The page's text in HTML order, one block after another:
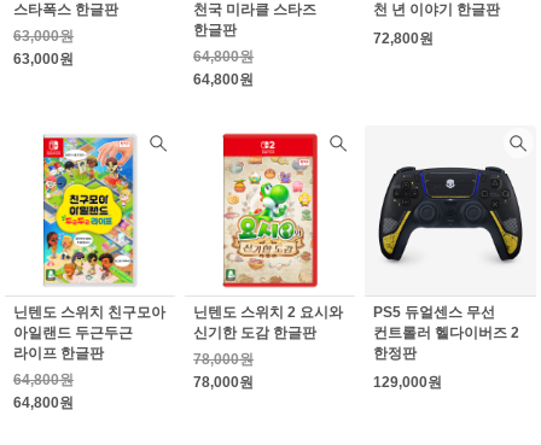
스타폭스 한글판
63,000원
63,000원
천국 미라클 스타즈
한글판
64,800원
64,800원
천 년 이야기 한글판
72,800원
닌텐도 스위치 친구모아
아일랜드 두근두근
라이프 한글판
64,800원
64,800원
닌텐도 스위치 2 요시와
신기한 도감 한글판
78,000원
78,000원
PS5 듀얼센스 무선
컨트롤러 헬다이버즈 2
한정판
129,000원